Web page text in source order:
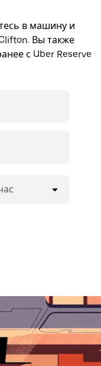
в машину и
Вы также
с Uber Reserve